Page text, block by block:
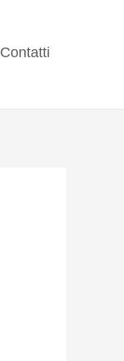
Contatti